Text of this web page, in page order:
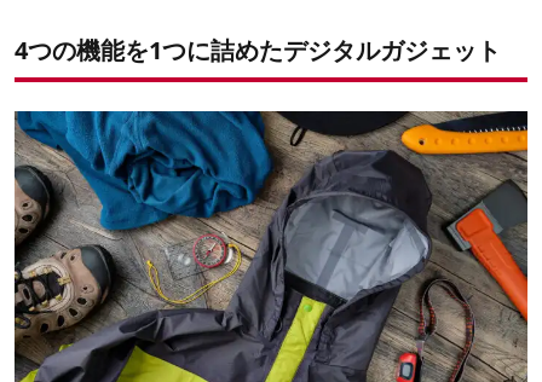
4つの機能を1つに詰めたデジタルガジェット